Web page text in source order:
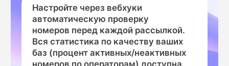
Задача:
Значительно снизить стоимость
рассылки и повысить CTR
(кликабельность), исключив отправку
сообщений на нерабочие,
заблокированные или несуществующие
номера, которые составляют до 20−30%
Задача:
Усилить
и логинов,
владения.